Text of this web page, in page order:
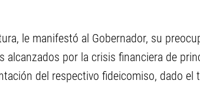
le manifestó al Gobernador, su
alcanzados por la crisis financiera de
del respectivo fideicomiso, dado el